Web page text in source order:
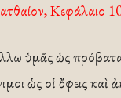
Κεφάλαιο
ὑμᾶς ὡς
ὡς οἱ ὄφεις καὶ